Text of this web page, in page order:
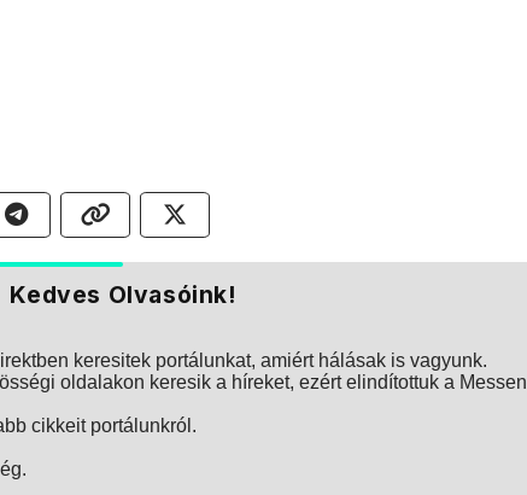
Kedves Olvasóink!
keresitek portálunkat, amiért hálásak is vagyunk.
oldalakon keresik a híreket, ezért elindítottuk a
cikkeit portálunkról.